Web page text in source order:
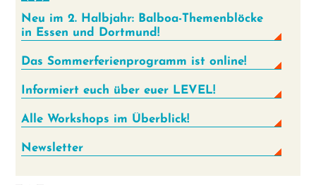
••••••••
Neu im 2. Halbjahr: Balboa-Themenblöcke
in Essen und Dortmund!
Das Sommer­ferien­programm ist online!
Informiert euch über euer LEVEL!
Alle Workshops im Überblick!
Newsletter